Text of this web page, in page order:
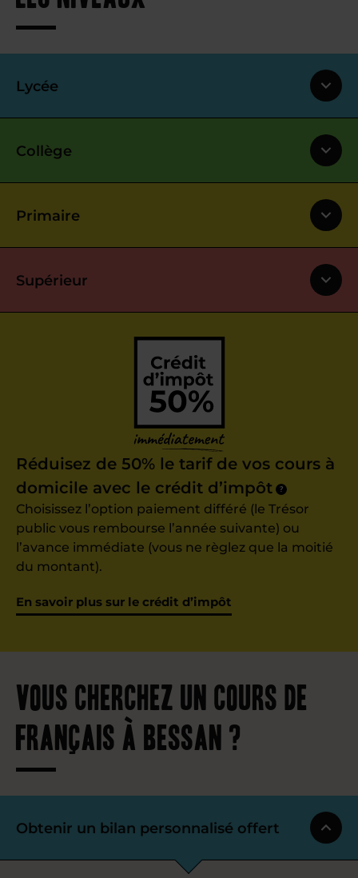
Lycée
Collège
Primaire
Supérieur
Réduisez de 50% le tarif de vos cours à
domicile avec le crédit d’impôt
?
Choisissez l’option paiement différé (le Trésor
public vous rembourse l’année suivante) ou
l’avance immédiate (vous ne règlez que la moitié
du montant).
En savoir plus sur le crédit d’impôt
Vous cherchez un cours de
français à Bessan ?
Obtenir un bilan personnalisé offert